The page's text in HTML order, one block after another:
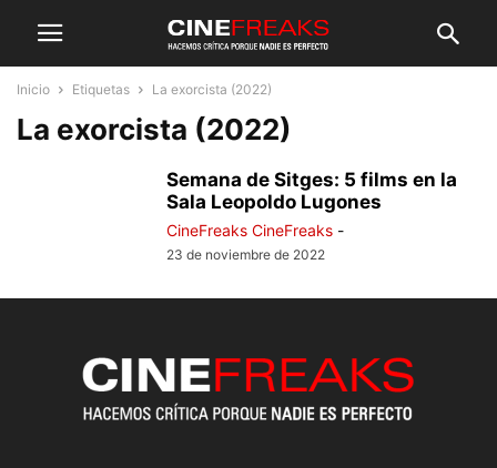
Inicio Etiquetas La exorcista (2022)
La exorcista (2022)
Semana de Sitges: 5 films en la
Sala Leopoldo Lugones
CineFreaks CineFreaks -
23 de noviembre de 2022